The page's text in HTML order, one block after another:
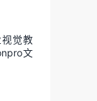
觉教
文